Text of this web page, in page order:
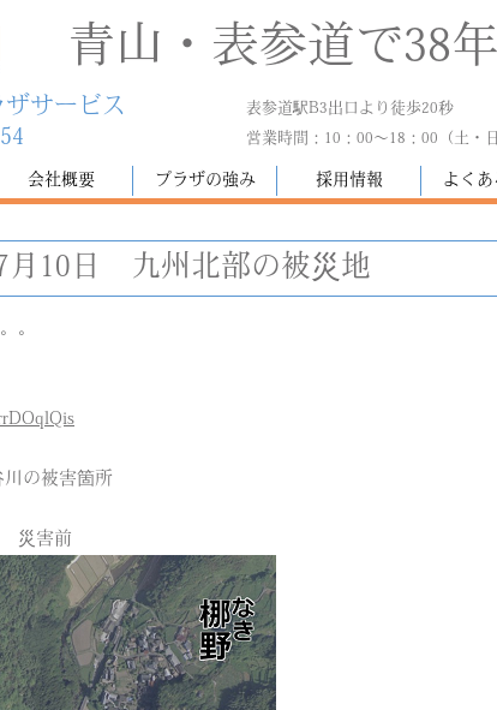
青山・表参道で38
サービス
表参道駅B3出口より徒歩20秒
営業時間：10：00～18：00（土・
会社概要 プラザの強み 採用情報 よくあ
月10日 九州北部の被災地
。
の被害箇所
災害前